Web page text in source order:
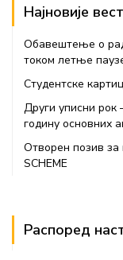
Најновије
Обавештење о
током летње
Студентске
Други уписни рок
годину основних
Отворен позив за
SCHEME
Распоред